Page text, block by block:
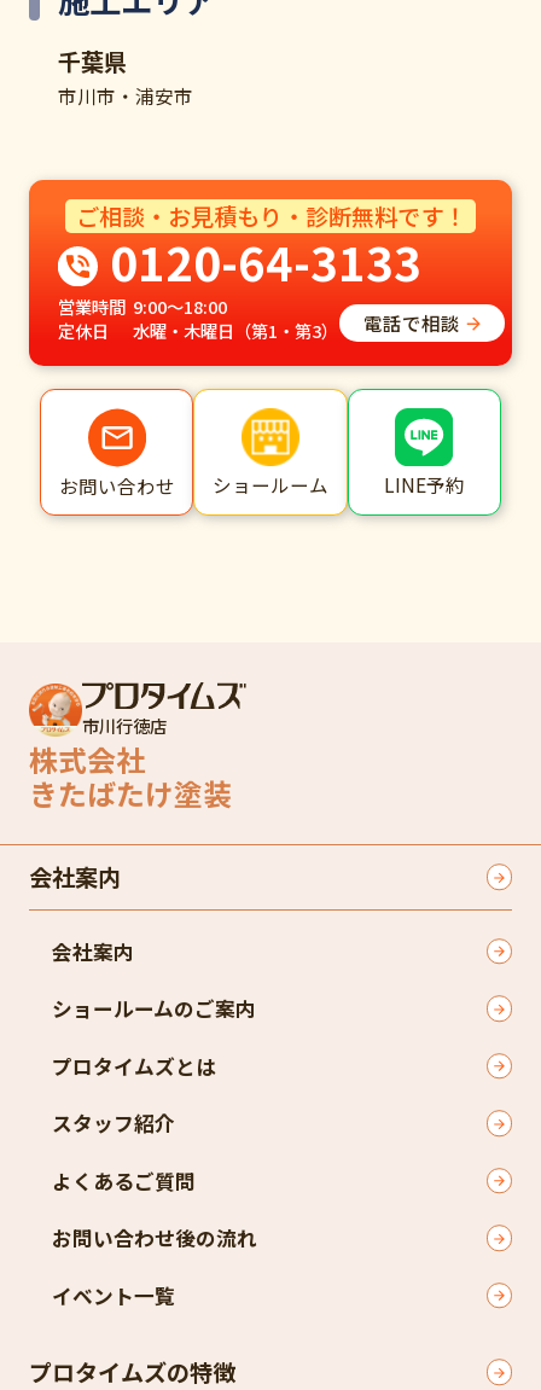
千葉県
市川市・浦安市
ご相談・お見積もり・診断無料です！
0120-64-3133
営業時間 9:00～18:00
定休日
水曜・木曜日（第1・第3） 電話で相談
お問い合わせ ショールーム LINE予約
市川行徳店
株式会社
きたばたけ塗装
会社案内
会社案内
ショールームのご案内
プロタイムズとは
スタッフ紹介
よくあるご質問
お問い合わせ後の流れ
イベント一覧
プロタイムズの特徴